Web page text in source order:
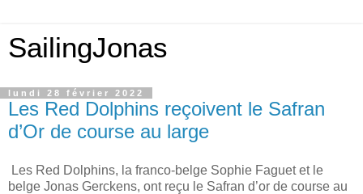
SailingJonas
lundi 28 février 2022
Les Red Dolphins reçoivent le Safran
d’Or de course au large
Les Red Dolphins, la franco-belge Sophie Faguet et le
belge Jonas Gerckens, ont reçu le Safran d’or de course au